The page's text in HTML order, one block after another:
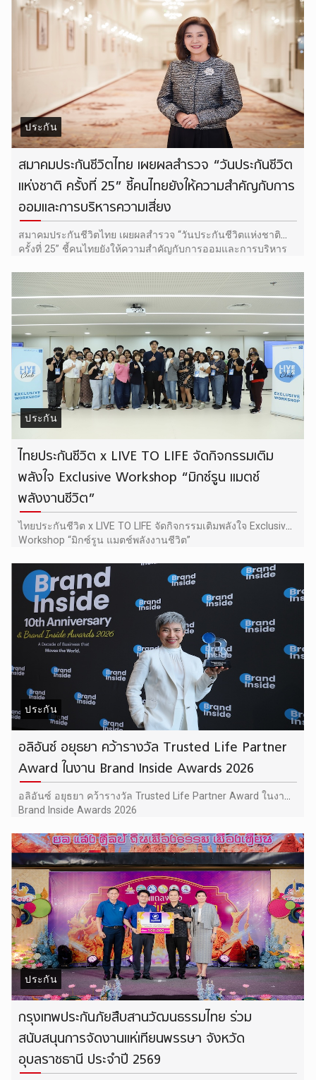
ประกัน
สมาคมประกันชีวิตไทย เผยผลสำรวจ “วันประกันชีวิต
แห่งชาติ ครั้งที่ 25” ชี้คนไทยยังให้ความสำคัญกับการ
ออมและการบริหารความเสี่ยง
สมาคมประกันชีวิตไทย เผยผลสำรวจ “วันประกันชีวิตแห่งชาติ
ครั้งที่ 25” ชี้คนไทยยังให้ความสำคัญกับการออมและการบริหาร
ประกัน
ไทยประกันชีวิต x LIVE TO LIFE จัดกิจกรรมเติม
พลังใจ Exclusive Workshop “มิกซ์รูน แมตช์
พลังงานชีวิต”
ไทยประกันชีวิต x LIVE TO LIFE จัดกิจกรรมเติมพลังใจ Exclusive
Workshop “มิกซ์รูน แมตช์พลังงานชีวิต”
ประกัน
อลิอันซ์ อยุธยา คว้ารางวัล Trusted Life Partner
Award ในงาน Brand Inside Awards 2026
อลิอันซ์ อยุธยา คว้ารางวัล Trusted Life Partner Award ในงาน
Brand Inside Awards 2026
ประกัน
กรุงเทพประกันภัยสืบสานวัฒนธรรมไทย ร่วม
สนับสนุนการจัดงานแห่เทียนพรรษา จังหวัด
อุบลราชธานี ประจำปี 2569